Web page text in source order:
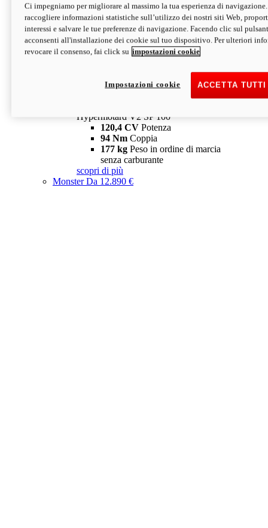
Hypermotard V2 SP
120,4 CVPotenza
94 NmCoppia
177 kgPeso in ordine di marcia
senza carburante
Depotenziata 35 kW: 18.890 € i
configura scopri di più
Hypermotard V2 SP 100
120,4 CV Potenza
94 Nm Coppia
177 kg Peso in ordine di marcia
senza carburante
scopri di più
MonsterDa 12.890 €
Ci impegniamo per migliorare al massimo la tua esperienza di
raccogliere informazioni statistiche sull’utilizzo dei nostri siti Web,
interessi e salvare le tue preferenze di navigazione. Facendo clic sul
acconsenti all'installazione dei cookie sul tuo dispositivo. Per ulteriori
revocare il consenso, fai click su impostazioni cookie
ACCETTA
Impostazioni cookie